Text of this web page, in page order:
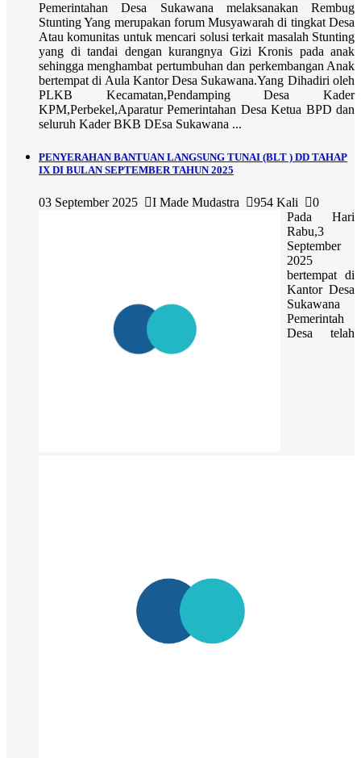
Pemerintahan Desa Sukawana melaksanakan Rembug
Stunting Yang merupakan forum Musyawarah di tingkat Desa
Atau komunitas untuk mencari solusi terkait masalah Stunting
yang di tandai dengan kurangnya Gizi Kronis pada anak
sehingga menghambat pertumbuhan dan perkembangan Anak
bertempat di Aula Kantor Desa Sukawana.Yang Dihadiri oleh
PLKB Kecamatan,Pendamping Desa Kader
KPM,Perbekel,Aparatur Pemerintahan Desa Ketua BPD dan
seluruh Kader BKB DEsa Sukawana ...
PENYERAHAN BANTUAN LANGSUNG TUNAI (BLT ) DD TAHAP
IX DI BULAN SEPTEMBER TAHUN 2025
03 September 2025 I Made Mudastra 954 Kali
0
Pada Hari
Rabu,3
September
2025
bertempat di
Kantor Desa
Sukawana
Pemerintah
Desa telah